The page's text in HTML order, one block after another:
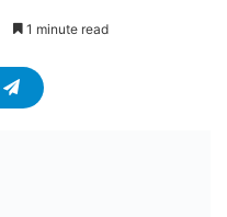
1 minute read